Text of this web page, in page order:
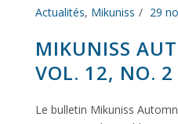
Actualités, Mikuniss 29
MIKUNISS
VOL. 12, NO. 2
Le bulletin Mikuniss